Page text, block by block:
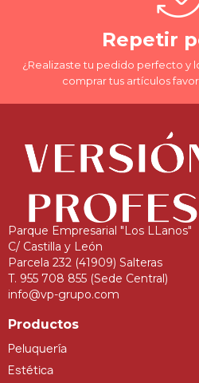
Repetir
¿Realizaste tu pedido perfecto y
comprar tus artículos
Parque Empresarial "Los LLanos"
C/ Castilla y León
Parcela 232 (41909) Salteras
T. 955 708 855 (Sede Central)
info@vp-grupo.com
Productos
Peluquería
Estética